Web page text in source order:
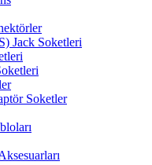
Jack Soketleri
Soketler